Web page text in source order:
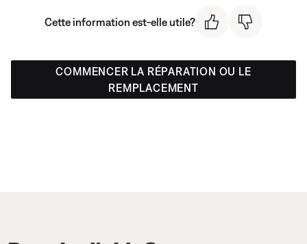
Cette information est-elle utile?
COMMENCER LA RÉPARATION OU LE
REMPLACEMENT